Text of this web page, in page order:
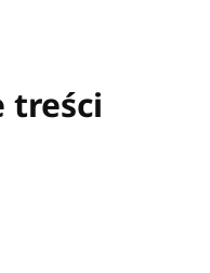
treści